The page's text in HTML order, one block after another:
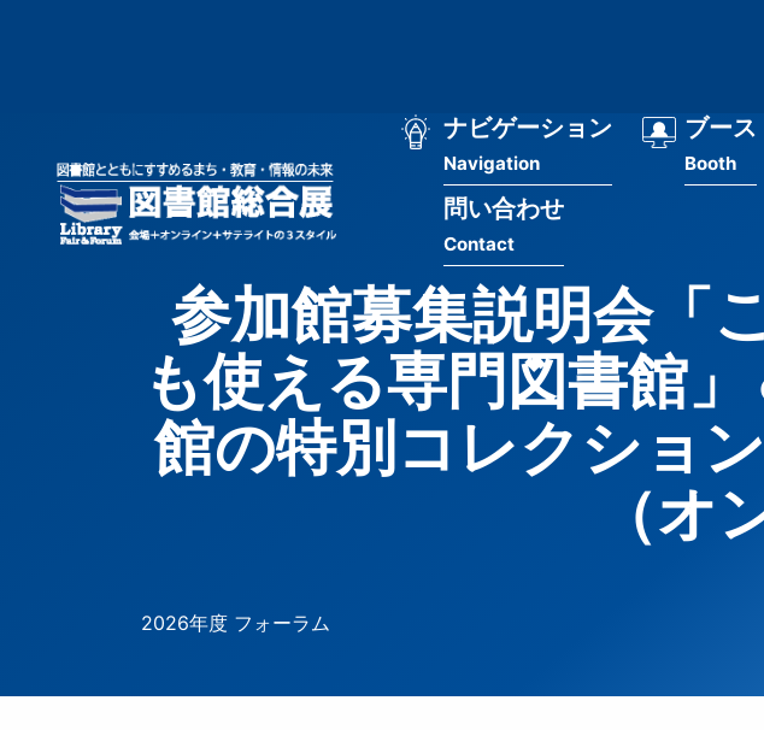
ー
ザ
メ
ナ
ビ
ゲ
ー
シ
ナビゲーション
Navigation
ブース
Booth
問い合わせ
Contact
参加館募集説明会「
も使える専門図書館
館の特別コレクショ
（オ
2026年度 フォーラム